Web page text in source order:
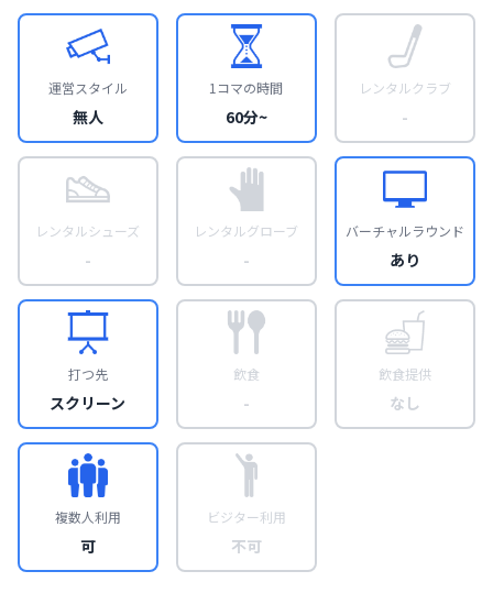
運営スタイル
無人
1コマの時間
60分~
レンタルクラブ
-
レンタルシューズ
-
レンタルグローブ
-
バーチャルラウンド
あり
打つ先
スクリーン
飲食
-
飲食提供
なし
複数人利用
可
ビジター利用
不可